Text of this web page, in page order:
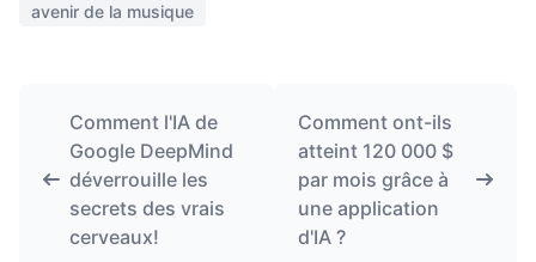
avenir de la musique
Comment l'IA de
Google DeepMind
déverrouille les
secrets des vrais
cerveaux!
Comment ont-ils
atteint 120 000 $
par mois grâce à
une application
d'IA ?